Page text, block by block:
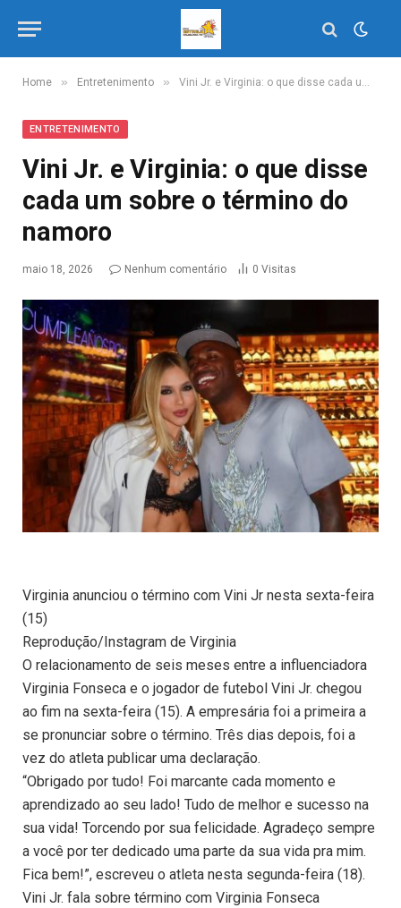
Home » Entretenimento » Vini Jr. e Virginia: o que disse cada um sobre o término do namoro
ENTRETENIMENTO
Vini Jr. e Virginia: o que disse
cada um sobre o término do
namoro
maio 18, 2026 Nenhum comentário 0 Visitas
Virginia anunciou o término com Vini Jr nesta sexta-feira
(15)
Reprodução/Instagram de Virginia
O relacionamento de seis meses entre a influenciadora
Virginia Fonseca e o jogador de futebol Vini Jr. chegou
ao fim na sexta-feira (15). A empresária foi a primeira a
se pronunciar sobre o término. Três dias depois, foi a
vez do atleta publicar uma declaração.
“Obrigado por tudo! Foi marcante cada momento e
aprendizado ao seu lado! Tudo de melhor e sucesso na
sua vida! Torcendo por sua felicidade. Agradeço sempre
a você por ter dedicado uma parte da sua vida pra mim.
Fica bem!”, escreveu o atleta nesta segunda-feira (18).
Vini Jr. fala sobre término com Virginia Fonseca